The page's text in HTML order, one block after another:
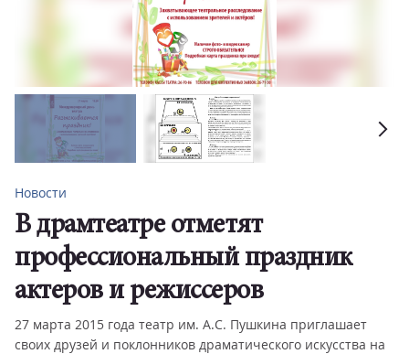
Новости
В драмтеатре отметят
профессиональный праздник
актеров и режиссеров
27 марта 2015 года театр им. А.С. Пушкина приглашает
своих друзей и поклонников драматического искусства на